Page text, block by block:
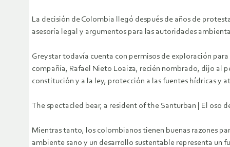
La decisión de Colombia llegó después de años de
asesoría legal y argumentos para las autoridades
Greystar todavía cuenta con permisos de exploración
compañía, Rafael Nieto Loaiza, recién nombrado, dijo al
constitución y a la ley, protección a las fuentes hídricas y
The spectacled bear, a resident of the Santurban | El
Mientras tanto, los colombianos tienen buenas razones
ambiente sano y un desarrollo sustentable representa un